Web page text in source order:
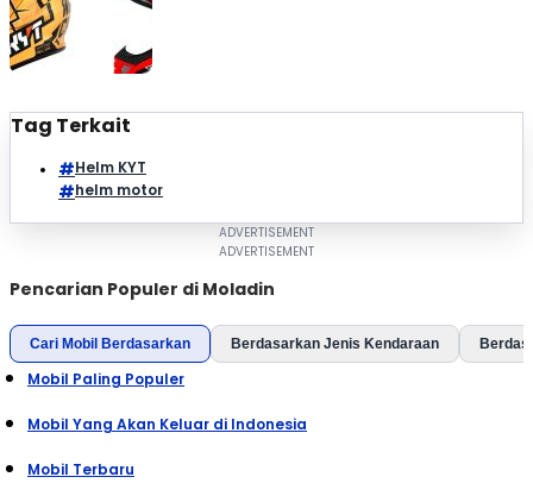
Tag Terkait
Helm KYT
helm motor
Pencarian Populer di Moladin
Cari Mobil Berdasarkan Berdasarkan Jenis Kendaraan
Mobil Paling Populer
Mobil Yang Akan Keluar di Indonesia
Mobil Terbaru